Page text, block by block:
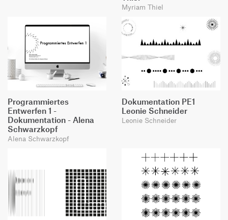
Myriam Thiel
Programmiertes
Entwerfen 1 -
Dokumentation - Alena
Schwarzkopf
Alena Schwarzkopf
Dokumentation PE1
Leonie Schneider
Leonie Schneider